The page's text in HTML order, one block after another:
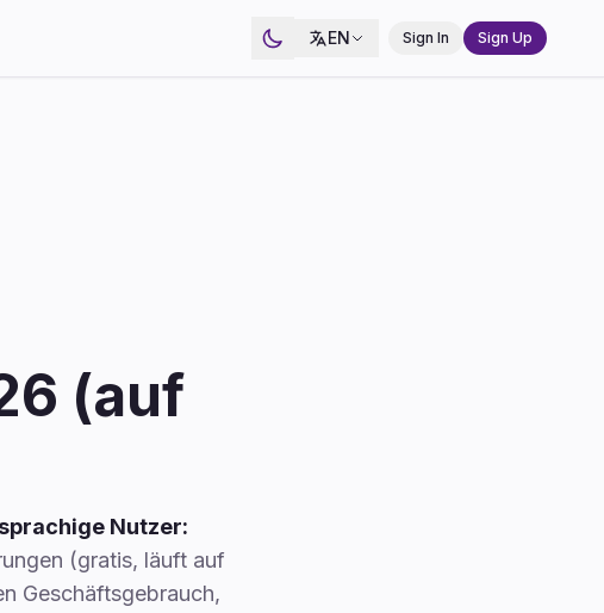
EN Sign In Sign Up
(auf
Nutzer:
(gratis, läuft auf
Geschäftsgebrauch,